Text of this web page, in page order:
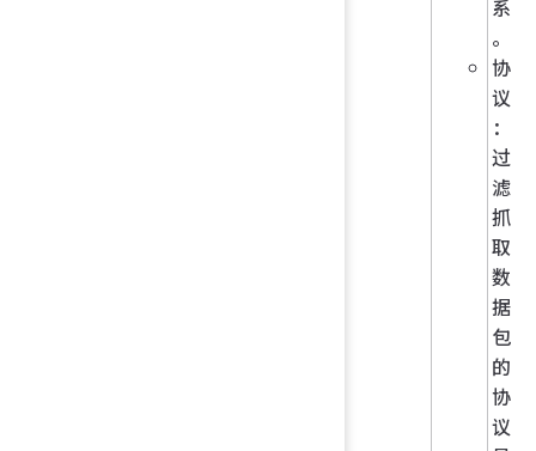
系
。
协
议
：
过
滤
抓
取
数
据
包
的
协
议